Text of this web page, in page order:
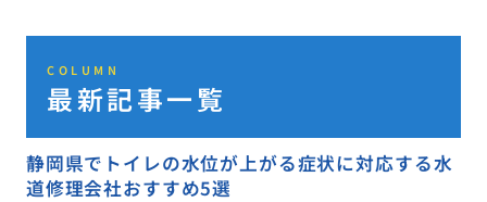
COLUMN
最新記事一覧
静岡県でトイレの水位が上がる症状に対応する水
道修理会社おすすめ5選